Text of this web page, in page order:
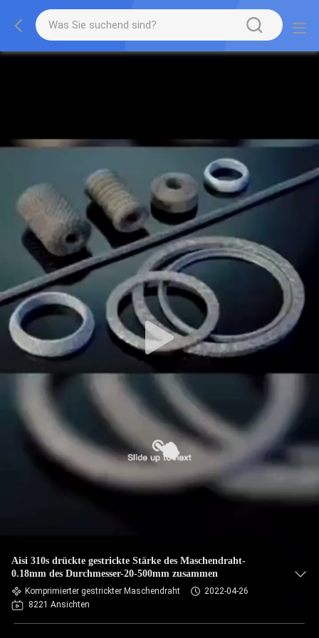
Aisi 310s drückte gestrickte Stärke des Maschendraht-
0.18mm des Durchmesser-20-500mm zusammen
Komprimierter gestrickter Maschendraht
2022-04-26
8221 Ansichten